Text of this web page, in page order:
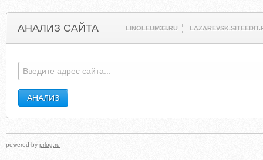
АНАЛИЗ САЙТА LINOLEUM33.RU
powered by prlog.ru